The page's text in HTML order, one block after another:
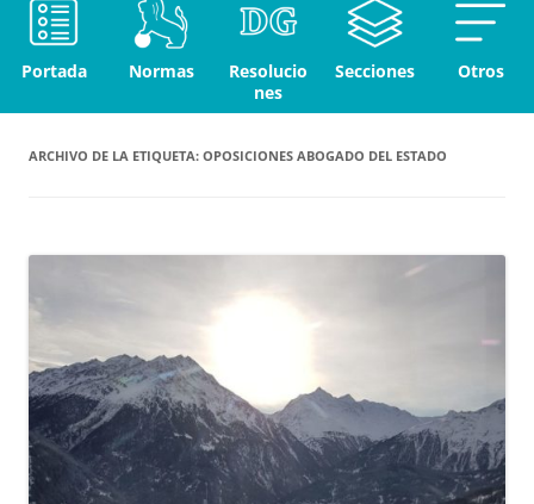
Portada Normas
Resolucio
nes
Secciones Otros
ARCHIVO DE LA ETIQUETA: OPOSICIONES ABOGADO DEL ESTADO